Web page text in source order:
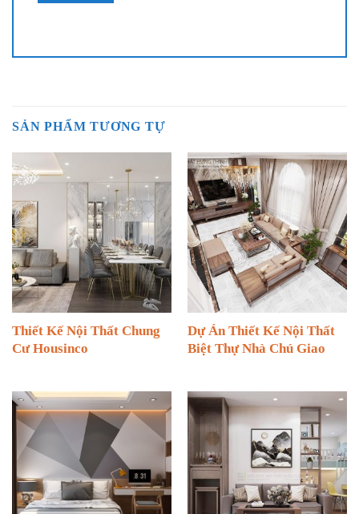
SẢN PHẨM TƯƠNG TỰ
Thiết Kế Nội Thất Chung
Cư Housinco
Dự Án Thiết Kế Nội Thất
Biệt Thự Nhà Chú Giao